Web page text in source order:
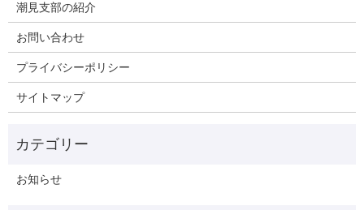
潮見支部の紹介
お問い合わせ
プライバシーポリシー
サイトマップ
お知らせ